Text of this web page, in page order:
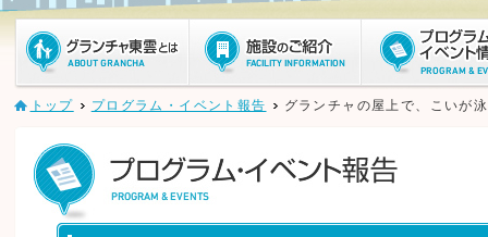
トップ プログラム・イベント報告 グランチャの屋上で、こいが